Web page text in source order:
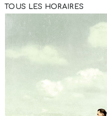
TOUS LES HORAIRES